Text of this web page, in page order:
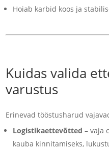
Hoiab karbid koos ja
Kuidas valida
varustus
Erinevad tööstusharud
Logistikaettevõtted – vaja
kauba kinnitamiseks,